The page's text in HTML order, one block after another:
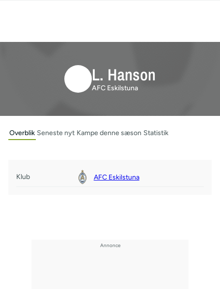
L. Hanson
AFC Eskilstuna
Overblik Seneste nyt Kampe denne sæson Statistik
Klub AFC Eskilstuna